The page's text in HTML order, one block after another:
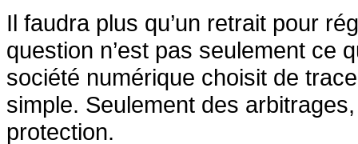
Il faudra plus qu’un retrait pour
question n’est pas seulement ce
société numérique choisit de
simple. Seulement des
protection.